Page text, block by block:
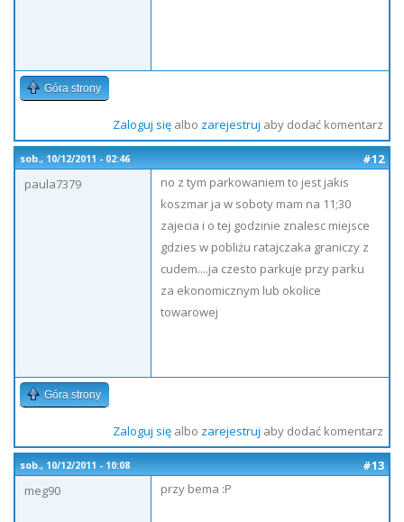
Góra strony
Zaloguj sięalbo zarejestruj aby dodać komentarz
sob., 10/12/2011 - 02:46
#12
paula7379
no z tym parkowaniem to jest jakis
koszmar ja w soboty mam na 11;30
zajecia i o tej godzinie znalesc miejsce
gdzies w pobliżu ratajczaka graniczy z
cudem....ja czesto parkuje przy parku
za ekonomicznym lub okolice
towarowej
Góra strony
Zaloguj sięalbo zarejestruj aby dodać komentarz
sob., 10/12/2011 - 10:08
#13
meg90
przy bema :P